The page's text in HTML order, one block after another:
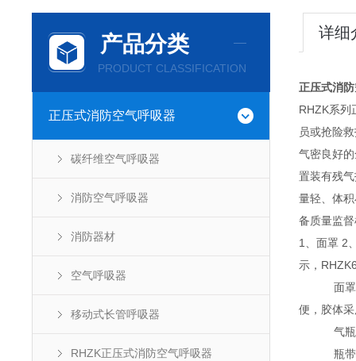
产品分类
PRODUCT CLASSIFICATION
正压式消防空气呼吸器
碳纤维空气呼吸器
消防空气呼吸器
消防器材
空气呼吸器
移动式长管呼吸器
RHZK正压式消防空气呼吸器
详细
正压式消
RHZK系列
员或抢险
气密良好
置装有残
量轻、体
备质量监
1、面罩 2
示，
面罩：为
便，胶体
气瓶：为
瓶带组：